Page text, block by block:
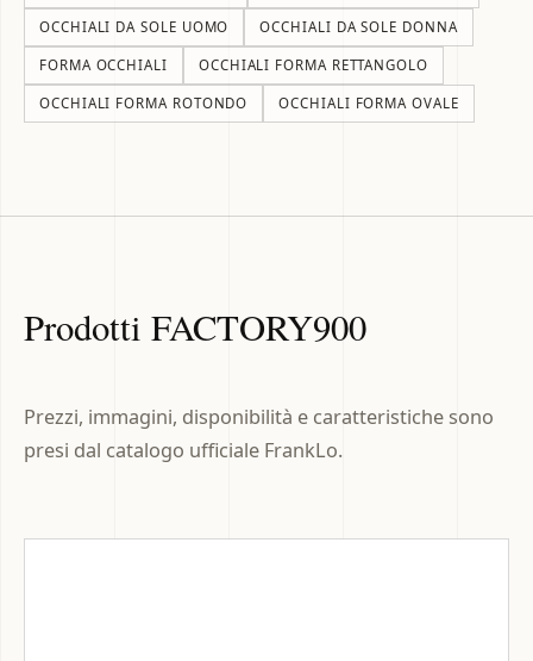
OCCHIALI DA SOLE UOMO OCCHIALI DA SOLE DONNA
FORMA OCCHIALI OCCHIALI FORMA RETTANGOLO
OCCHIALI FORMA ROTONDO OCCHIALI FORMA OVALE
Prodotti FACTORY900
Prezzi, immagini, disponibilità e caratteristiche sono
presi dal catalogo ufficiale FrankLo.